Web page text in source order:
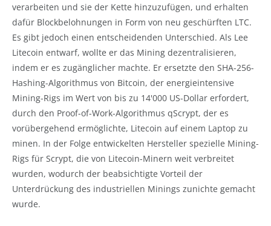
verarbeiten und sie der Kette hinzuzufügen, und erhalten
dafür Blockbelohnungen in Form von neu geschürften LTC.
Es gibt jedoch einen entscheidenden Unterschied. Als Lee
Litecoin entwarf, wollte er das Mining dezentralisieren,
indem er es zugänglicher machte. Er ersetzte den SHA-256-
Hashing-Algorithmus von Bitcoin, der energieintensive
Mining-Rigs im Wert von bis zu 14'000 US-Dollar erfordert,
durch den Proof-of-Work-Algorithmus qScrypt, der es
vorübergehend ermöglichte, Litecoin auf einem Laptop zu
minen. In der Folge entwickelten Hersteller spezielle Mining-
Rigs für Scrypt, die von Litecoin-Minern weit verbreitet
wurden, wodurch der beabsichtigte Vorteil der
Unterdrückung des industriellen Minings zunichte gemacht
wurde.